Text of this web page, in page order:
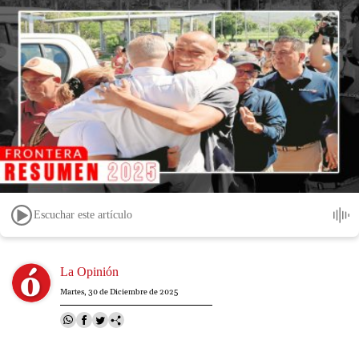
Escuchar este artículo
Image La Opinión
Martes, 30 de Diciembre de 2025